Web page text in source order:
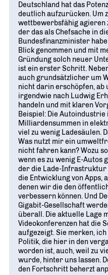
Deutschland hat das
deutlich aufzurücken. Um
wettbewerbsfähig agieren
der das als Chefsache in
Bundesfinanzminister
Blick genommen und mit
Gründung solch neuer
ist ein erster Schritt.
auch grundsätzlicher um
nicht darin erschöpfen, ab
irgendwie nach Ludwig
handeln und mit klaren
Beispiel: Die
Milliardensummen in
viel zu wenig Ladesäulen.
Was nutzt mir ein
nicht fahren kann? Wozu
wenn es zu wenig E-Autos
der die Lade-Infrastruktur
die Entwicklung von Apps,
denen wir die den
verbessern können. Und
Gigabit-Gesellschaft
überall. Die aktuelle Lage
Videokonferenzen hat die
aufgezeigt. Sie merken,
Politik, die hier in den
worden ist, auch, weil zu
wurde, hinter uns lassen.
den Fortschritt beherzt